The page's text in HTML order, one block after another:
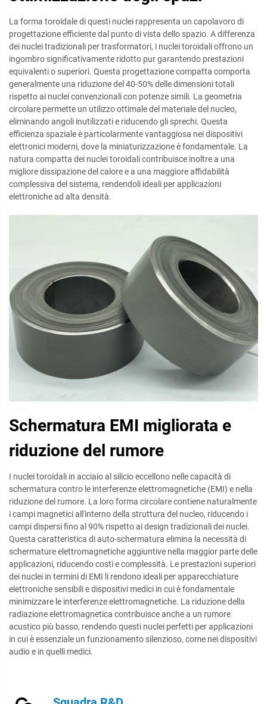
La forma toroidale di questi nuclei rappresenta un capolavoro di
progettazione efficiente dal punto di vista dello spazio. A differenza
dei nuclei tradizionali per trasformatori, i nuclei toroidali offrono un
ingombro significativamente ridotto pur garantendo prestazioni
equivalenti o superiori. Questa progettazione compatta comporta
generalmente una riduzione del 40-50% delle dimensioni totali
rispetto ai nuclei convenzionali con potenze simili. La geometria
circolare permette un utilizzo ottimale del materiale del nucleo,
eliminando angoli inutilizzati e riducendo gli sprechi. Questa
efficienza spaziale è particolarmente vantaggiosa nei dispositivi
elettronici moderni, dove la miniaturizzazione è fondamentale. La
natura compatta dei nuclei toroidali contribuisce inoltre a una
migliore dissipazione del calore e a una maggiore affidabilità
complessiva del sistema, rendendoli ideali per applicazioni
elettroniche ad alta densità.
Schermatura EMI migliorata e
riduzione del rumore
I nuclei toroidali in acciaio al silicio eccellono nelle capacità di
schermatura contro le interferenze elettromagnetiche (EMI) e nella
riduzione del rumore. La loro forma circolare contiene naturalmente
i campi magnetici all'interno della struttura del nucleo, riducendo i
campi dispersi fino al 90% rispetto ai design tradizionali dei nuclei.
Questa caratteristica di auto-schermatura elimina la necessità di
schermature elettromagnetiche aggiuntive nella maggior parte delle
applicazioni, riducendo costi e complessità. Le prestazioni superiori
dei nuclei in termini di EMI li rendono ideali per apparecchiature
elettroniche sensibili e dispositivi medici in cui è fondamentale
minimizzare le interferenze elettromagnetiche. La riduzione della
radiazione elettromagnetica contribuisce anche a un rumore
acustico più basso, rendendo questi nuclei perfetti per applicazioni
in cui è essenziale un funzionamento silenzioso, come nei dispositivi
audio e in quelli medici.